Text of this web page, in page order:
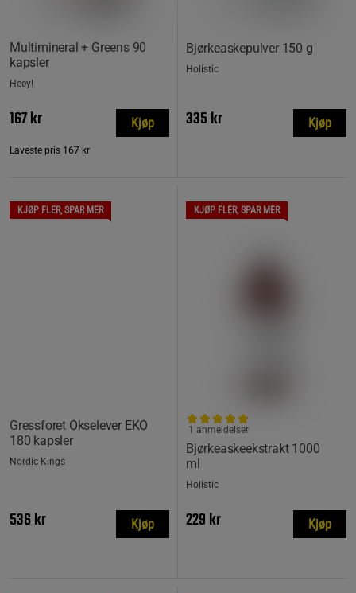
Multimineral + Greens 90
kapsler
Heey!
167 kr
Laveste pris 167 kr
Kjøp
Bjørkeaskepulver 150 g
Holistic
335 kr Kjøp
KJØP FLER, SPAR MER
Gressforet Okselever EKO
180 kapsler
Nordic Kings
536 kr Kjøp
KJØP FLER, SPAR MER
Bjørkeaskeekstrakt 1000
ml
1 anmeldelser
Holistic
229 kr Kjøp